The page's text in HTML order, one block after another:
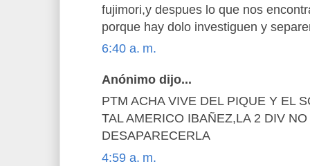
fujimori,y despues lo que nos
porque hay dolo investiguen y
6:40 a. m.
Anónimo dijo...
PTM ACHA VIVE DEL PIQUE Y EL
TAL AMERICO IBAÑEZ,LA 2 DIV
DESAPARECERLA
4:59 a. m.